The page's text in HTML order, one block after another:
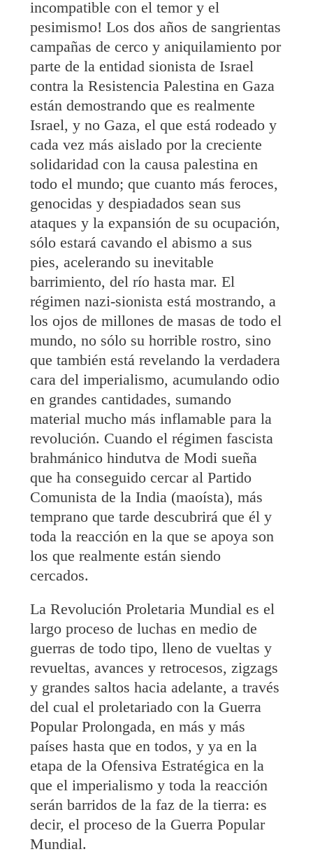
incompatible con el temor y el
pesimismo! Los dos años de sangrientas
campañas de cerco y aniquilamiento por
parte de la entidad sionista de Israel
contra la Resistencia Palestina en Gaza
están demostrando que es realmente
Israel, y no Gaza, el que está rodeado y
cada vez más aislado por la creciente
solidaridad con la causa palestina en
todo el mundo; que cuanto más feroces,
genocidas y despiadados sean sus
ataques y la expansión de su ocupación,
sólo estará cavando el abismo a sus
pies, acelerando su inevitable
barrimiento, del río hasta mar. El
régimen nazi-sionista está mostrando, a
los ojos de millones de masas de todo el
mundo, no sólo su horrible rostro, sino
que también está revelando la verdadera
cara del imperialismo, acumulando odio
en grandes cantidades, sumando
material mucho más inflamable para la
revolución. Cuando el régimen fascista
brahmánico hindutva de Modi sueña
que ha conseguido cercar al Partido
Comunista de la India (maoísta), más
temprano que tarde descubrirá que él y
toda la reacción en la que se apoya son
los que realmente están siendo
cercados.
La Revolución Proletaria Mundial es el
largo proceso de luchas en medio de
guerras de todo tipo, lleno de vueltas y
revueltas, avances y retrocesos, zigzags
y grandes saltos hacia adelante, a través
del cual el proletariado con la Guerra
Popular Prolongada, en más y más
países hasta que en todos, y ya en la
etapa de la Ofensiva Estratégica en la
que el imperialismo y toda la reacción
serán barridos de la faz de la tierra: es
decir, el proceso de la Guerra Popular
Mundial.